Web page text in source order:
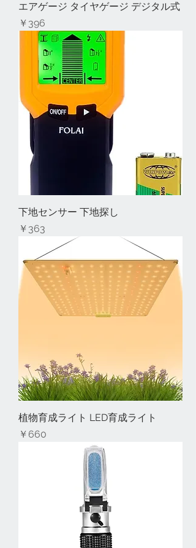
エアゲージ タイヤゲージ デジタル式
価格
￥396
下地センサー 下地探し
価格
￥363
植物育成ライト LED育成ライト
価格
￥660